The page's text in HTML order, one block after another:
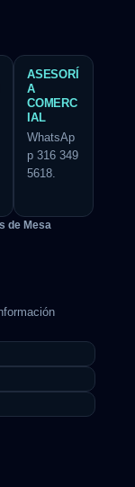
ASESORÍ
A
COMERC
IAL
WhatsAp
p 316 349
5618.
de Mesa